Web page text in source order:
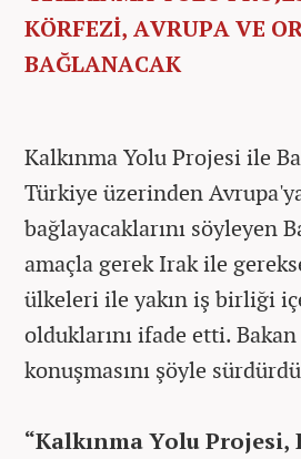
KÖRFEZİ, AVRUPA VE
BAĞLANACAK
Kalkınma Yolu Projesi ile
Türkiye üzerinden
bağlayacaklarını söyleyen
amaçla gerek Irak ile
ülkeleri ile yakın iş birliği
olduklarını ifade etti.
konuşmasını şöyle
“Kalkınma Yolu Projesi,